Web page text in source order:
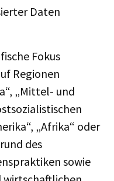
Daten
Fokus
Regionen
„Mittel- und
„Afrika“ oder
des
sowie